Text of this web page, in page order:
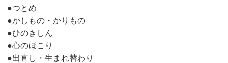
●つとめ
●かしもの・かりもの
●ひのきしん
●心のほこり
●出直し・生まれ替わり